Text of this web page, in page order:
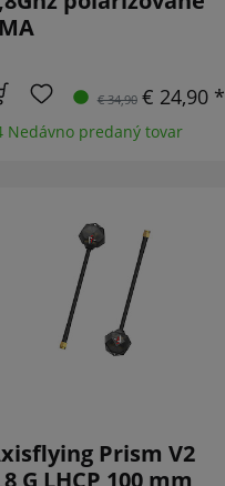
€ 34,90 € 24,90 *
Nedávno predaný tovar
Prism V2